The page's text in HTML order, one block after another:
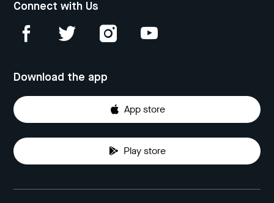
Connect with Us
Download the app
App store
Play store